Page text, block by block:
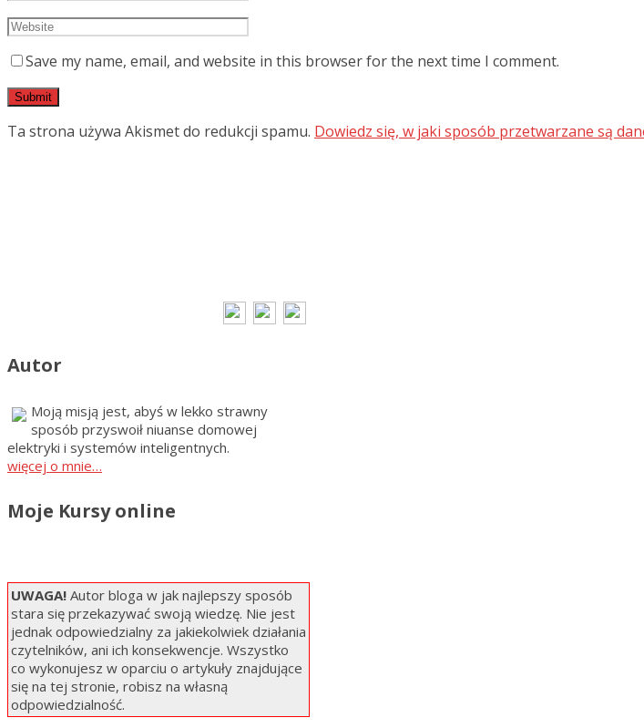
Save my name, email, and website in this browser for the next time I comment.
Ta strona używa Akismet do redukcji spamu. Dowiedz się, w jaki sposób przetwarzane są
Autor
Moją misją jest, abyś w lekko strawny
sposób przyswoił niuanse domowej
elektryki i systemów inteligentnych.
więcej o mnie…
Moje Kursy online
UWAGA! Autor bloga w jak najlepszy sposób
stara się przekazywać swoją wiedzę. Nie jest
jednak odpowiedzialny za jakiekolwiek działania
czytelników, ani ich konsekwencje. Wszystko
co wykonujesz w oparciu o artykuły znajdujące
się na tej stronie, robisz na własną
odpowiedzialność.